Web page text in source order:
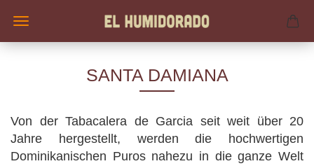
SANTA DAMIANA
Von der Tabacalera de Garcia seit weit über 20
Jahre hergestellt, werden die hochwertigen
Dominikanischen Puros nahezu in die ganze Welt